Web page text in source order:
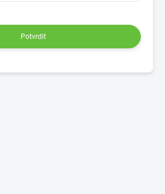
Potvrdit